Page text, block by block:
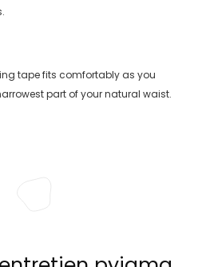
tape fits comfortably as you
part of your natural waist.